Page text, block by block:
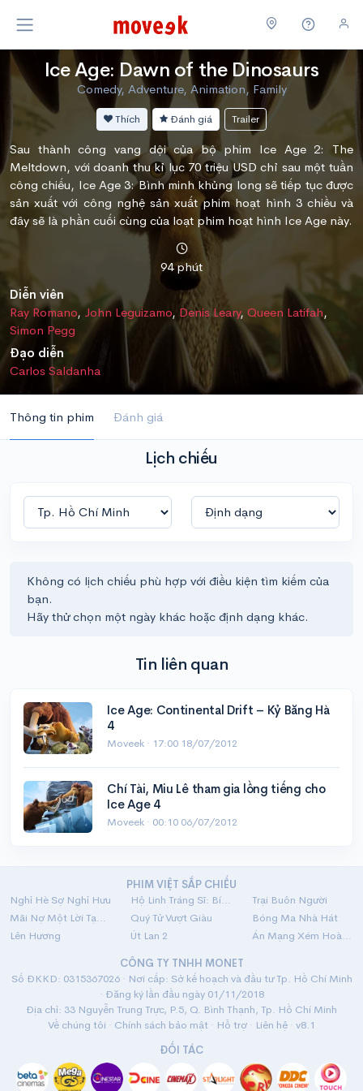
Ice Age: Dawn of the Dinosaurs
Comedy, Adventure, Animation, Family
Thích Đánh giá Trailer
Sau thành công vang dội của bộ phim Ice Age 2: The
Meltdown, với doanh thu kỉ lục 70 triệu USD chỉ sau một tuần
công chiếu, Ice Age 3: Bình minh khủng long sẽ tiếp tục được
sản xuất với công nghệ sản xuất phim hoạt hình 3 chiều và
đây sẽ là phần cuối cùng của loạt phim hoạt hình Ice Age này.
94 phút
Diễn viên
Ray Romano, John Leguizamo, Denis Leary, Queen Latifah,
Simon Pegg
Đạo diễn
Carlos Saldanha
Thông tin phim Đánh giá
Lịch chiếu
Không có lịch chiếu phù hợp với điều kiện tìm kiếm của
bạn.
Hãy thử chọn một ngày khác hoặc định dạng khác.
Tin liên quan
Ice Age: Continental Drift – Kỷ Băng Hà
4
Moveek · 17:00 18/07/2012
Chí Tài, Miu Lê tham gia lồng tiếng cho
Ice Age 4
Moveek · 00:10 06/07/2012
PHIM VIỆT SẮP CHIẾU
Nghỉ Hè Sợ Nghỉ Hưu
Hộ Linh Tráng Sĩ: Bí Ẩn Mộ Vua Đinh
Trại Buôn Người
Mãi Nợ Một Lời Tạm Biệt
Quý Tử Vượt Giàu
Bóng Ma Nhà Hát
Lên Hương
Út Lan 2
Án Mạng Xém Hoàn Hảo
CÔNG TY TNHH MONET
Số ĐKKD: 0315367026 · Nơi cấp: Sở kế hoạch và đầu tư Tp. Hồ Chí Minh
· Đăng ký lần đầu ngày 01/11/2018
Địa chỉ: 33 Nguyễn Trung Trực, P.5, Q. Bình Thạnh, Tp. Hồ Chí Minh
Về chúng tôi · Chính sách bảo mật · Hỗ trợ · Liên hệ · v8.1
ĐỐI TÁC